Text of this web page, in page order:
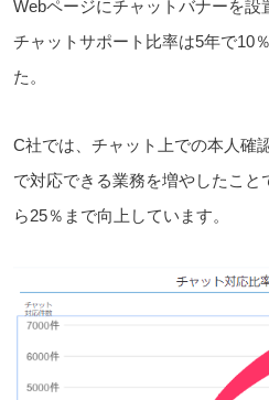
Webページにチャットバナーを設
チャットサポート比率は5年で10
た。
C社では、チャット上での本人確
で対応できる業務を増やしたこ
ら25％まで向上しています。